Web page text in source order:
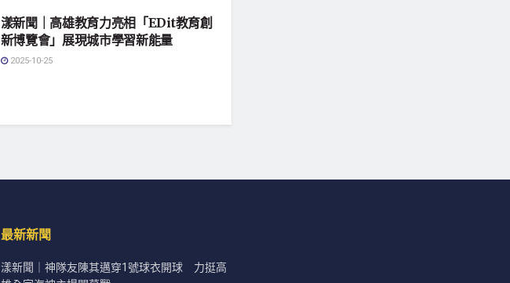
漾新聞｜高雄教育力亮相「EDit教育創
新博覽會」展現城市學習新能量
2025-10-25
最新新聞
漾新聞｜神隊友陳其邁穿1號球衣開球 力挺高